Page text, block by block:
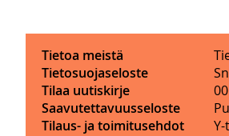
Tietoa meistä
Tietosuojaseloste
Tilaa uutiskirje
Saavutettavuusseloste
Tilaus- ja toimitusehdot